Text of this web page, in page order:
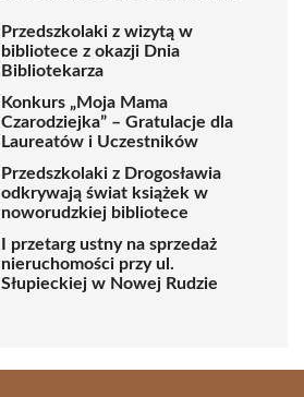
Przedszkolaki z wizytą w
bibliotece z okazji Dnia
Bibliotekarza
Konkurs „Moja Mama
Czarodziejka” – Gratulacje dla
Laureatów i Uczestników
Przedszkolaki z Drogosławia
odkrywają świat książek w
noworudzkiej bibliotece
I przetarg ustny na sprzedaż
nieruchomości przy ul.
Słupieckiej w Nowej Rudzie